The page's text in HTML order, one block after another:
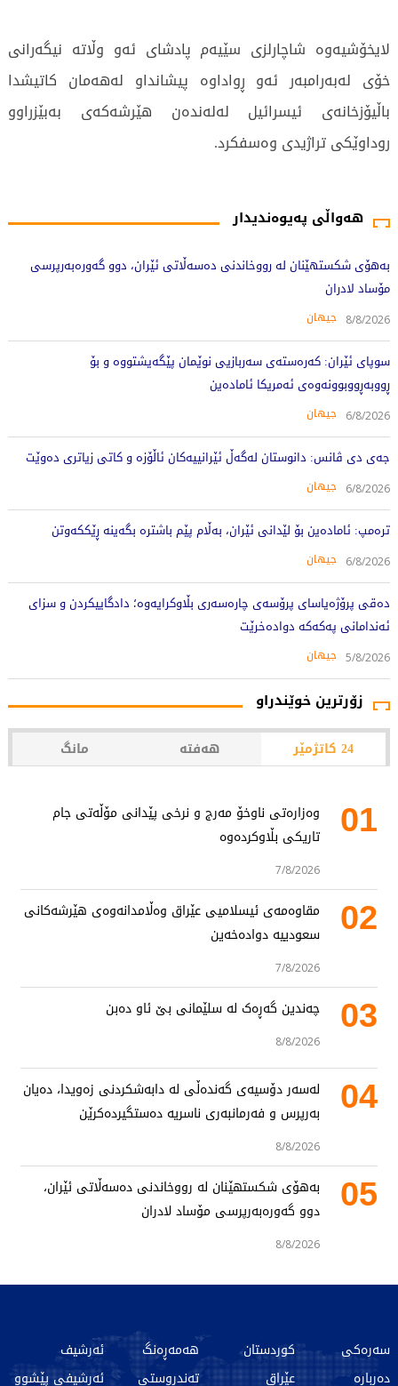
هەواڵی پەیوەندیدار
بەهۆی شکستهێنان لە رووخاندنی دەسەڵاتی ئێران، دوو گەورەبەرپرسی
مۆساد لادران
8/8/2026 جیهان
سوپای ئێران: کەرەستەی سەربازیی نوێمان پێگەیشتووە و بۆ
ڕووبەڕووبوونەوەی ئەمریکا ئامادەین
6/8/2026 جیهان
جەی دی ڤانس: دانوستان لەگەڵ ئێرانییەکان ئاڵۆزە و کاتی زیاتری دەوێت
6/8/2026 جیهان
ترەمپ: ئامادەین بۆ لێدانی ئێران، بەڵام پێم باشترە بگەینە ڕێککەوتن
6/8/2026 جیهان
دەقی پرۆژەیاسای پرۆسەی چارەسەری بڵاوکرایەوە؛ دادگاییکردن و سزای
ئەندامانی پەکەکە دوادەخرێت
5/8/2026 جیهان
لایخۆشیەوە شاچارلزی سێیەم پادشای ئەو وڵاتە نیگەرانی
خۆی لەبەرامبەر ئەو ڕواداوە پیشانداو لەهەمان كاتیشدا
باڵیۆزخانەی ئیسرائیل لەلەندەن هێرشەكەی بەبێزراوو
روداوێكی تراژیدی وەسفكرد.
زۆرترین خوێندراو
24 کاتژمێر هەفتە مانگ
01
وەزارەتی ناوخۆ مەرج و نرخی پێدانی مۆڵەتی جام
تاریکی بڵاوکردەوە
7/8/2026
02
مقاوەمەی ئیسلامیی عێراق وەڵامدانەوەی هێرشەکانی
سعودییە دوادەخەین
7/8/2026
03 چەندین گەڕەک لە سلێمانی بێ ئاو دەبن
8/8/2026
04
لەسەر دۆسیەی گەندەڵی لە دابەشکردنی زەویدا، دەیان
بەرپرس و فەرمانبەری ناسریە دەستگیردەکرێن
8/8/2026
05
بەهۆی شکستهێنان لە رووخاندنی دەسەڵاتی ئێران،
دوو گەورەبەرپرسی مۆساد لادران
8/8/2026
سەرەکی
دەربارە
کوردستان
عێراق
هەمەڕەنگ
تەندروستی
ئەرشیف
ئەرشیفی پێشوو